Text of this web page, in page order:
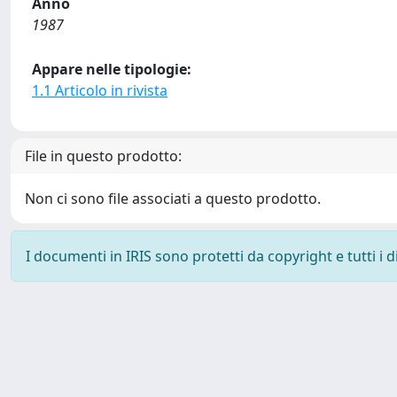
1987
Appare nelle tipologie:
1.1 Articolo in rivista
File in questo prodotto:
Non ci sono file associati a questo prodotto.
I documenti in IRIS sono protetti da copyright e tutti i